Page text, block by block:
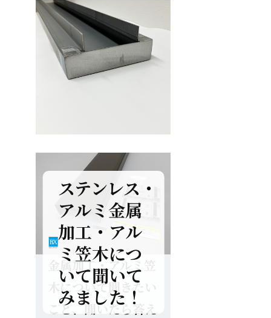
ステンレス・
アルミ金属
加工・アル
ミ笠木につ
いて聞いて
みました！
金属加工・アルミ笠
木について聞きたい
こと、聞いたら答え